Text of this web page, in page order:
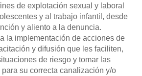
de explotación sexual y laboral
y al trabajo infantil, desde
y aliento a la denuncia.
la implementación de acciones de
y difusión que les faciliten,
de riesgo y tomar las
su correcta canalización y/o